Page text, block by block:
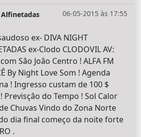
06-05-2015 às 17:55
Alfinetadas
ex- DIVA NIGHT
ex-Clodo CLODOVIL AV:
Sâo Joâo Centro ! ALFA FM
By Night Love Som ! Agenda
! Ingresso custam de 100 $
Previsçâo do Tempo ! Sol Calor
Chuvas Vindo do Zona Norte
dia final começo da noite forte
.